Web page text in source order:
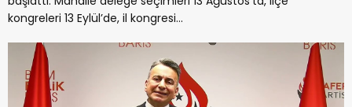
kongreleri 13 Eylül’de, il kongresi...